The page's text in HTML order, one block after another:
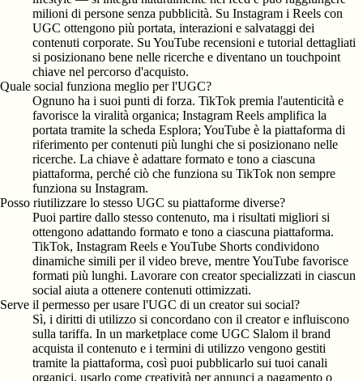
milioni di persone senza pubblicità. Su Instagram i Reels con
UGC ottengono più portata, interazioni e salvataggi dei
contenuti corporate. Su YouTube recensioni e tutorial dettagliati
si posizionano bene nelle ricerche e diventano un touchpoint
chiave nel percorso d'acquisto.
Quale social funziona meglio per l'UGC?
Ognuno ha i suoi punti di forza. TikTok premia l'autenticità e
favorisce la viralità organica; Instagram Reels amplifica la
portata tramite la scheda Esplora; YouTube è la piattaforma di
riferimento per contenuti più lunghi che si posizionano nelle
ricerche. La chiave è adattare formato e tono a ciascuna
piattaforma, perché ciò che funziona su TikTok non sempre
funziona su Instagram.
Posso riutilizzare lo stesso UGC su piattaforme diverse?
Puoi partire dallo stesso contenuto, ma i risultati migliori si
ottengono adattando formato e tono a ciascuna piattaforma.
TikTok, Instagram Reels e YouTube Shorts condividono
dinamiche simili per il video breve, mentre YouTube favorisce
formati più lunghi. Lavorare con creator specializzati in ciascun
social aiuta a ottenere contenuti ottimizzati.
Serve il permesso per usare l'UGC di un creator sui social?
Sì, i diritti di utilizzo si concordano con il creator e influiscono
sulla tariffa. In un marketplace come UGC Slalom il brand
acquista il contenuto e i termini di utilizzo vengono gestiti
tramite la piattaforma, così puoi pubblicarlo sui tuoi canali
organici, usarlo come creatività per annunci a pagamento o